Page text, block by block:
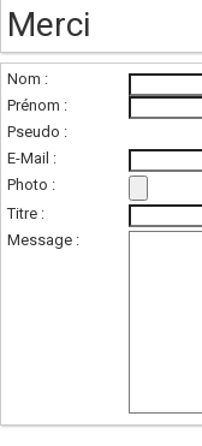
Merci
Nom :
Prénom :
Pseudo :
E-Mail :
Photo :
Titre :
Message :